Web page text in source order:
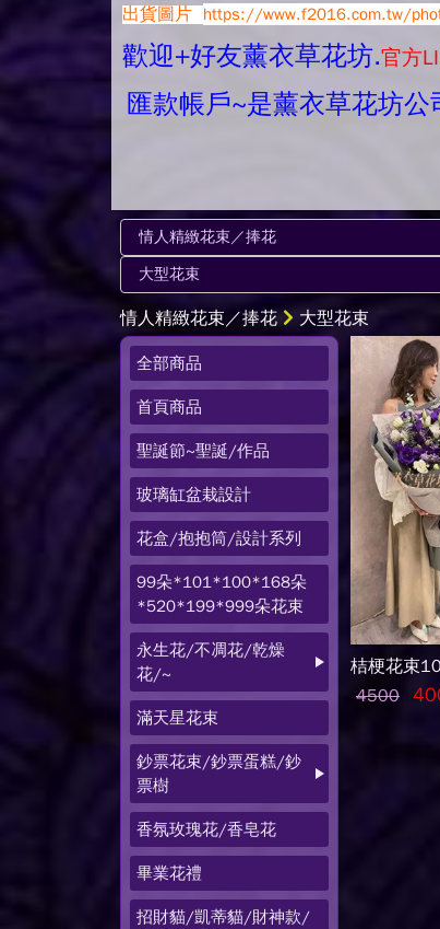
出貨圖片 https://www.f2016.com.tw/
歡迎+好友薰衣草花坊.官方
匯款帳戶~是薰衣草花坊
情人精緻花束／捧花 大型花束
全部商品
首頁商品
聖誕節~聖誕/作品
玻璃缸盆栽設計
花盒/抱抱筒/設計系列
99朵*101*100*168朵
*520*199*999朵花束
永生花/不凋花/乾燥
花/~
滿天星花束
鈔票花束/鈔票蛋糕/鈔
票樹
香氛玫瑰花/香皂花
畢業花禮
招財貓/凱蒂貓/財神款/
桔梗花束
4500